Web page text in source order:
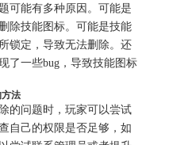
可能有多种原因。可能是
除技能图标。可能是技能
锁定，导致无法删除。还
了一些bug，导致技能图标
法
的问题时，玩家可以尝试
自己的权限是否足够，如